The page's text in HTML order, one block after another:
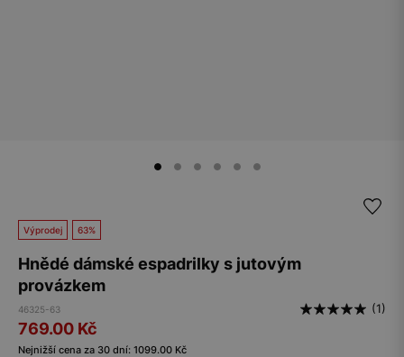
Výprodej 63%
Hnědé dámské espadrilky s jutovým
provázkem
46325-63 (1)
769.00 Kč
Nejnižší cena za 30 dní: 1099.00 Kč